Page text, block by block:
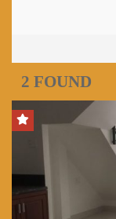
2 FOUND